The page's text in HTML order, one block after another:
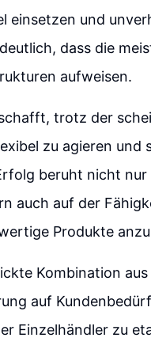
einsetzen und
dass die
aufweisen.
trotz der
zu agieren
beruht nicht
auch auf der
Produkte
Kombination
auf
Einzelhändler zu